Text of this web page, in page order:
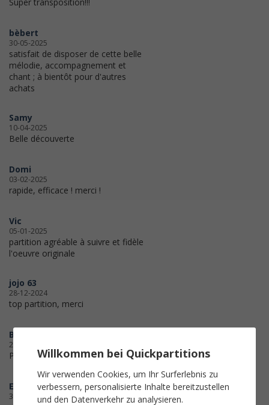
bèbert
30-05-2025
satisfait de disposer de cette belle
mélodie, accompagnement et
chant ; à bientôt pour d'autres
achats
Samy
10-04-2025
Belle découverte
Domi
03-02-2025
rapide, efficace ! merci !
Vic
05-01-2025
partition agréable à suivre et fidèle
l'oeuvre originale
jojo 63
28-12-2024
top partition, merci
Ben
23-12-2024
Partition lisible et simple
Eléonore Pérez Codello
30-11-2024
Willkommen bei Quickpartitions
Wir verwenden Cookies, um Ihr Surferlebnis zu
verbessern, personalisierte Inhalte bereitzustellen
und den Datenverkehr zu analysieren.